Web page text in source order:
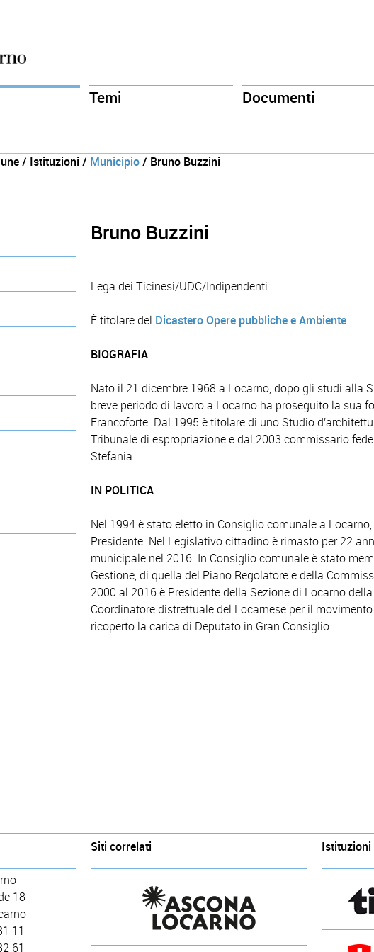
Temi Documenti
/ Istituzioni / Municipio/ Bruno Buzzini
Bruno Buzzini
Lega dei Ticinesi/UDC/Indipendenti
È titolare del Dicastero Opere pubbliche e Ambiente
BIOGRAFIA
Nato il 21 dicembre 1968 a Locarno, dopo gli studi alla
breve periodo di lavoro a Locarno ha proseguito la sua
Francoforte. Dal 1995 è titolare di uno Studio
Tribunale di espropriazione e dal 2003 commissario
Stefania.
IN POLITICA
Nel 1994 è stato eletto in Consiglio comunale a
Presidente. Nel Legislativo cittadino è rimasto per 22
municipale nel 2016. In Consiglio comunale è stato
Gestione, di quella del Piano Regolatore e della
2000 al 2016 è Presidente della Sezione di Locarno
Coordinatore distrettuale del Locarnese per il
ricoperto la carica di Deputato in Gran Consiglio.
18
11
61
Siti correlati Istituzioni